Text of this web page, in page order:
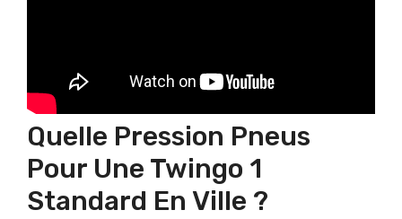
Quelle Pression Pneus
Pour Une Twingo 1
Standard En Ville ?